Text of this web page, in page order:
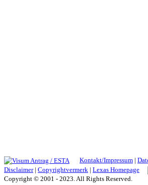
Kontakt/Impressum |
Disclaimer| Copyrightvermerk | Lexas Homepage
Copyright © 2001 - 2023. All Rights Reserved.